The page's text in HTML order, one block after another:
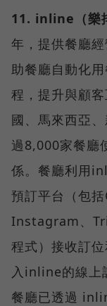
11. inline（樂
年，提供餐廳
助餐廳自動化
程，提升與顧
國、馬來西亞
過8,000家餐廳
係。餐廳利用
預訂平台（包
Instagram、
程式）接收訂
入inline的線上
餐廳已透過